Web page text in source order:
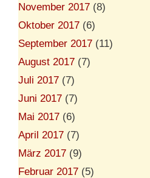
November 2017 (8)
Oktober 2017 (6)
September 2017 (11)
August 2017 (7)
Juli 2017 (7)
Juni 2017 (7)
Mai 2017 (6)
April 2017 (7)
März 2017 (9)
Februar 2017 (5)